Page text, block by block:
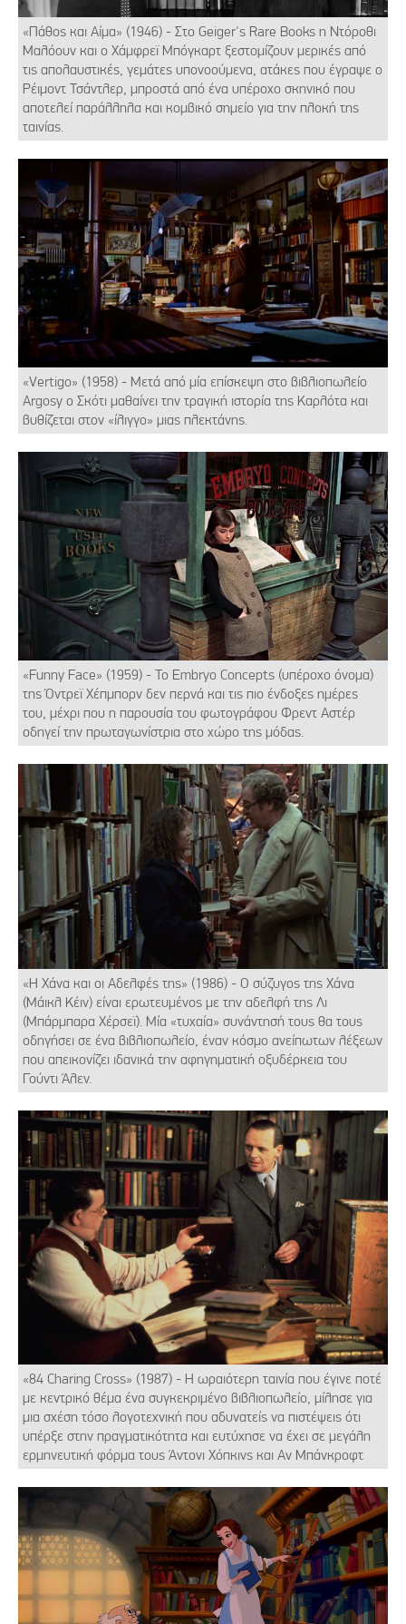
«Πάθος και Αίμα» (1946) - Στο Geiger's Rare Books η Ντόροθι
Μαλόουν και ο Χάμφρεϊ Μπόγκαρτ ξεστομίζουν μερικές από
τις απολαυστικές, γεμάτες υπονοούμενα, ατάκες που έγραψε ο
Ρέιμοντ Τσάντλερ, μπροστά από ένα υπέροχο σκηνικό που
αποτελεί παράλληλα και κομβικό σημείο για την πλοκή της
ταινίας.
«Vertigo» (1958) - Μετά από μία επίσκεψη στο βιβλιοπωλείο
Argosy ο Σκότι μαθαίνει την τραγική ιστορία της Καρλότα και
βυθίζεται στον «ίλιγγο» μιας πλεκτάνης.
«Funny Face» (1959) - Το Embryo Concepts (υπέροχο όνομα)
της Όντρεϊ Χέπμπορν δεν περνά και τις πιο ένδοξες ημέρες
του, μέχρι που η παρουσία του φωτογράφου Φρεντ Αστέρ
οδηγεί την πρωταγωνίστρια στο χώρο της μόδας.
«Η Χάνα και οι Αδελφές της» (1986) - Ο σύζυγος της Χάνα
(Μάικλ Κέιν) είναι ερωτευμένος με την αδελφή της Λι
(Μπάρμπαρα Χέρσεϊ). Μία «τυχαία» συνάντησή τους θα τους
οδηγήσει σε ένα βιβλιοπωλείο, έναν κόσμο ανείπωτων λέξεων
που απεικονίζει ιδανικά την αφηγηματική οξυδέρκεια του
Γούντι Άλεν.
«84 Charing Cross» (1987) - Η ωραιότερη ταινία που έγινε ποτέ
με κεντρικό θέμα ένα συγκεκριμένο βιβλιοπωλείο, μίλησε για
μια σχέση τόσο λογοτεχνική που αδυνατείς να πιστέψεις ότι
υπέρξε στην πραγματικότητα και ευτύχησε να έχει σε μεγάλη
ερμηνευτική φόρμα τους Άντονι Χόπκινς και Αν Μπάνκροφτ